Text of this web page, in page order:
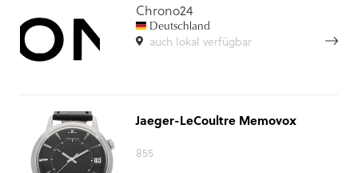
Chrono24
Deutschland
auch lokal verfügbar
Jaeger-LeCoultre Memovox
855